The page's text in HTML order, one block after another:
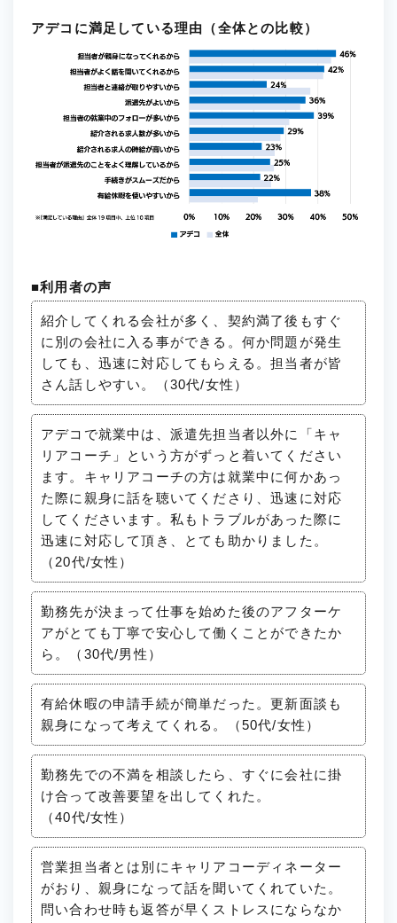
アデコに満足している理由（全体との比較）
■利用者の声
紹介してくれる会社が多く、契約満了後もすぐ
に別の会社に入る事ができる。何か問題が発生
しても、迅速に対応してもらえる。担当者が皆
さん話しやすい。（30代/女性）
アデコで就業中は、派遣先担当者以外に「キャ
リアコーチ」という方がずっと着いてください
ます。キャリアコーチの方は就業中に何かあっ
た際に親身に話を聴いてくださり、迅速に対応
してくださいます。私もトラブルがあった際に
迅速に対応して頂き、とても助かりました。
（20代/女性）
勤務先が決まって仕事を始めた後のアフターケ
アがとても丁寧で安心して働くことができたか
ら。（30代/男性）
有給休暇の申請手続が簡単だった。更新面談も
親身になって考えてくれる。（50代/女性）
勤務先での不満を相談したら、すぐに会社に掛
け合って改善要望を出してくれた。
（40代/女性）
営業担当者とは別にキャリアコーディネーター
がおり、親身になって話を聞いてくれていた。
問い合わせ時も返答が早くストレスにならなか